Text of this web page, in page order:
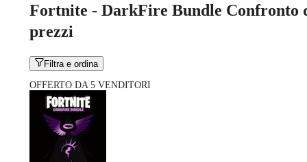
Fortnite - DarkFire Bundle Confronto
prezzi
Filtra e ordina
OFFERTO DA 5 VENDITORI